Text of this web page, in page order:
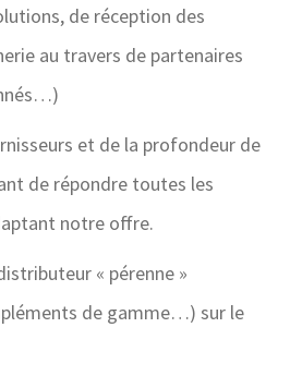
de réception des
au travers de partenaires
et de la profondeur de
de répondre toutes les
notre offre.
« pérenne »
de gamme…) sur le